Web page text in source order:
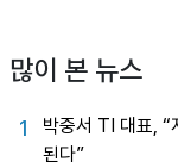
많이 본 뉴스
1
박중서 TI 대표, “
된다”